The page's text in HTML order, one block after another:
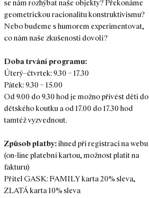
se nám rozhýbat naše objekty? Překonáme
geometrickou racionalitu konstruktivismu?
Nebo budeme s humorem experimentovat,
co nám naše zkušenosti dovolí?
Doba trvání programu:
Úterý–čtvrtek: 9.30 – 17.30
Pátek: 9.30 – 15.00
Od 9.00 do 9.30 hod je možno přivést děti do
dětského koutku a od 17.00 do 17.30 hod
tamtéž vyzvednout.
Způsob platby:ihned při registraci na webu
(on-line platební kartou, možnost platit na
fakturu)
Přítel GASK: FAMILY karta 20% sleva,
ZLATÁ karta 10% sleva